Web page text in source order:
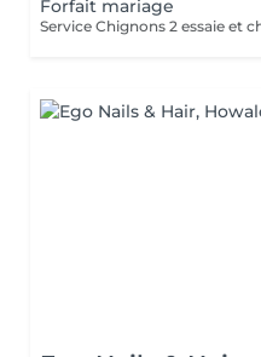
Forfait mariage
Service Chignons 2 essaie et